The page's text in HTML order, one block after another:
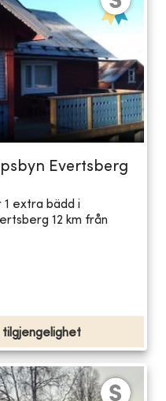
Evertsberg
1 extra bädd i
12 km från